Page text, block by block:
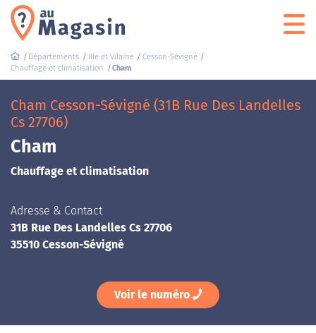
Départements Ille et Vilaine
Cesson-Sévigné
Chauffage et climatisation
Cham
Cham Cesson-Sévigné (31B Rue Des Landelles
Cs 27706)
Cham
Chauffage et climatisation
Adresse & Contact
31B Rue Des Landelles Cs 27706
35510 Cesson-Sévigné
Voir le numéro